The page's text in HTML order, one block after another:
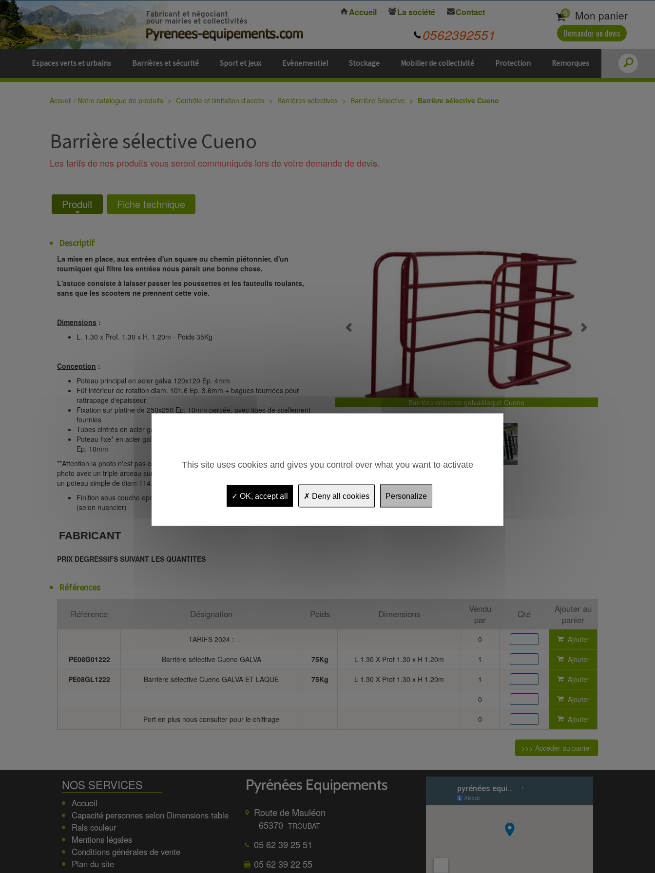
Espaces verts et urbains Barrières et sécurité Sport et jeux Evènementiel Stockage Mobilier de collectivité Protection Remorques
Accueil La société Contact
0562392551
0 Mon panier
Demander un devis
Accueil / Notre catalogue de produits Contrôle et limitation d'accès Barrières sélectives Barrière Sélective Barrière sélective Cueno
Barrière sélective Cueno
Les tarifs de nos produits vous seront communiqués lors de votre demande de devis.
Produit Fiche technique
Descriptif
La mise en place, aux entrées d'un square ou chemin piétonnier, d'un
tourniquet qui filtre les entrées nous parait une bonne chose.
L'astuce consiste à laisser passer les poussettes et les fauteuils roulants,
sans que les scooters ne prennent cette voie.
Dimensions :
L. 1.30 x Prof. 1.30 x H. 1.20m - Poids 35Kg
Conception :
Poteau principal en acier galva 120x120 Ep. 4mm
Fût intérieur de rotation diam. 101.6 Ep. 3.6mm + bagues tournées pour
rattrapage d'epaisseur
Fixation sur platine de 250x250 Ep. 10mm percée, avec tiges de scellement
fournies
Tubes cintrés en acier galva diam. 40 Ep. 2mm
Poteau fixe* en acier galva diam. 114.3 Ep. 3mm fixé sur platine de 150x150
Ep. 10mm
**Attention la photo n'est pas contractuelle en effet le poteau fixe ici présenté sur la
photo avec un triple arceau sur une platine de forme triangulaire a été remplacé par
un poteau simple de diam 114.3 mm.
Finition sous couche epoxy + laque polyuréthane avec polymérisation au four
(selon nuancier)
FABRICANT
PRIX DEGRESSIFS SUIVANT LES QUANTITES
Barrière sélective galva&laqué Cueno
Références
Référence Désignation Poids Dimensions
Vendu
par
Qté
Ajouter au
panier
TARIFS 2024 : 0 Ajouter
PE08G01222 Barrière sélective Cueno GALVA 75Kg L 1.30 X Prof 1.30 x H 1.20m 1 Ajouter
PE08GL1222 Barrière sélective Cueno GALVA ET LAQUE 75Kg L 1.30 X Prof 1.30 x H 1.20m 1 Ajouter
0 Ajouter
Port en plus nous consulter pour le chiffrage 0 Ajouter
>>> Accéder au panier
Route de Mauléon
65370 TROUBAT
05 62 39 25 51
05 62 39 22 55
NOS SERVICES
Accueil
Capacité personnes selon Dimensions table
Rals couleur
Mentions légales
Conditions générales de vente
Plan du site
This site uses cookies and gives you control over what you want to activate
OK, accept all Deny all cookies Personalize